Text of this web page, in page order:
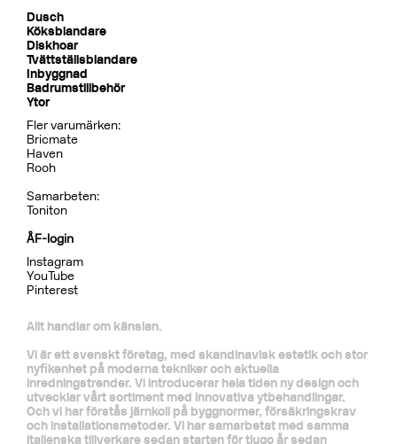
Tillbehör Inbyggnad
BOX300/300 Mattsvart
Pris 4995 kr